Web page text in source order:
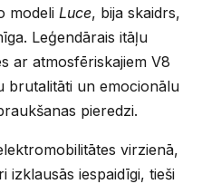
modeli Luce, bija skaidrs,
Leģendārais itāļu
ar atmosfēriskajiem V8
brutalitāti un emocionālu
pieredzi.
virzienā,
izklausās iespaidīgi, tieši